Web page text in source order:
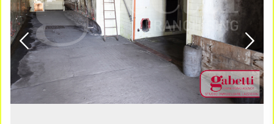
ATTICI
CASE
INDIPENDENTI
LOFT
MANSARDE
VILLE
COMMERCIALI
TERRENI
COMMERCIALI
EDIFICABILI
VILLE DI LUSSO
VILLE CON GIARDINO
VILLETTE A SCHIERA